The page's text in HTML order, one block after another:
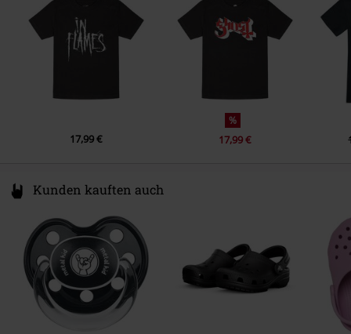
www.metal-kids.com
17,99 €
%
17,99 €
Kunden kauften auch